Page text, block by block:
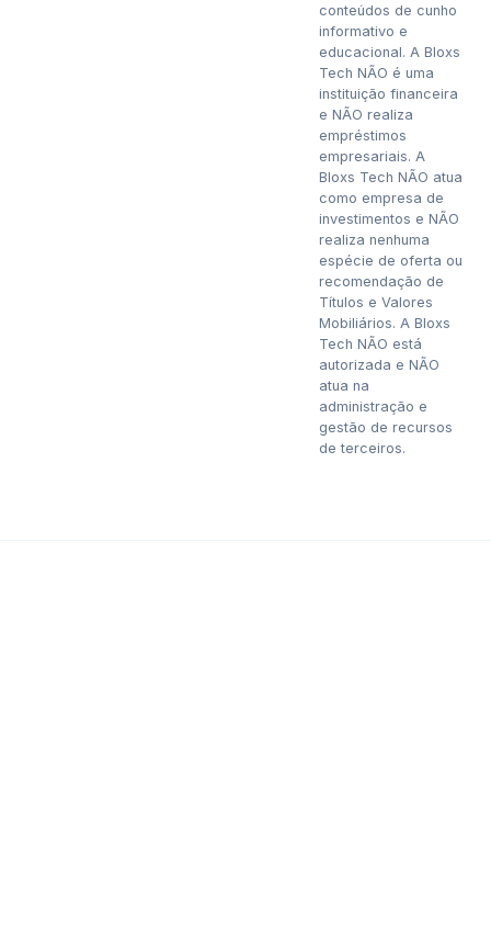
conteúdos de cunho
informativo e
educacional. A Bloxs
Tech NÃO é uma
instituição financeira
e NÃO realiza
empréstimos
empresariais. A
Bloxs Tech NÃO atua
como empresa de
investimentos e NÃO
realiza nenhuma
espécie de oferta ou
recomendação de
Títulos e Valores
Mobiliários. A Bloxs
Tech NÃO está
autorizada e NÃO
atua na
administração e
gestão de recursos
de terceiros.